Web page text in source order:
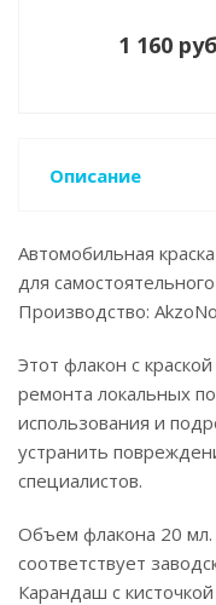
1 160
Описание
Автомобильная
для
Производство:
Этот флакон с
ремонта локальных
использования и
устранить
специалистов.
Объем флакона 20 мл.
соответствует
Карандаш с